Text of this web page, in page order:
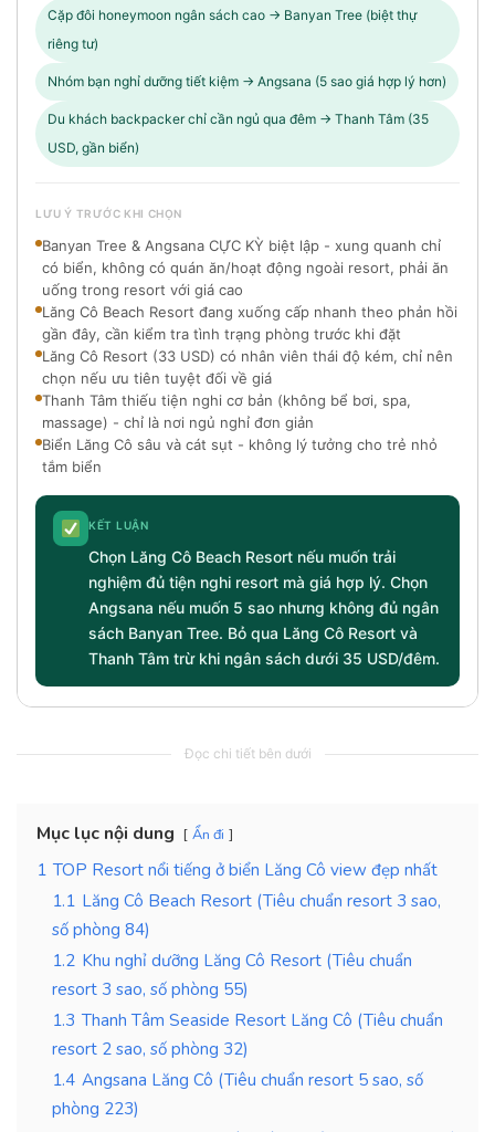
Cặp đôi honeymoon ngân sách cao → Banyan Tree (biệt thự
riêng tư)
Nhóm bạn nghỉ dưỡng tiết kiệm → Angsana (5 sao giá hợp lý hơn)
Du khách backpacker chỉ cần ngủ qua đêm → Thanh Tâm (35
USD, gần biển)
LƯU Ý TRƯỚC KHI CHỌN
Banyan Tree & Angsana CỰC KỲ biệt lập - xung quanh chỉ
có biển, không có quán ăn/hoạt động ngoài resort, phải ăn
uống trong resort với giá cao
Lăng Cô Beach Resort đang xuống cấp nhanh theo phản hồi
gần đây, cần kiểm tra tình trạng phòng trước khi đặt
Lăng Cô Resort (33 USD) có nhân viên thái độ kém, chỉ nên
chọn nếu ưu tiên tuyệt đối về giá
Thanh Tâm thiếu tiện nghi cơ bản (không bể bơi, spa,
massage) - chỉ là nơi ngủ nghỉ đơn giản
Biển Lăng Cô sâu và cát sụt - không lý tưởng cho trẻ nhỏ
tắm biển
KẾT LUẬN
Chọn Lăng Cô Beach Resort nếu muốn trải
nghiệm đủ tiện nghi resort mà giá hợp lý. Chọn
Angsana nếu muốn 5 sao nhưng không đủ ngân
sách Banyan Tree. Bỏ qua Lăng Cô Resort và
Thanh Tâm trừ khi ngân sách dưới 35 USD/đêm.
Đọc chi tiết bên dưới
Mục lục nội dung Ẩn đi
1 TOP Resort nổi tiếng ở biển Lăng Cô view đẹp nhất
1.1 Lăng Cô Beach Resort (Tiêu chuẩn resort 3 sao,
số phòng 84)
1.2 Khu nghỉ dưỡng Lăng Cô Resort (Tiêu chuẩn
resort 3 sao, số phòng 55)
1.3 Thanh Tâm Seaside Resort Lăng Cô (Tiêu chuẩn
resort 2 sao, số phòng 32)
1.4 Angsana Lăng Cô (Tiêu chuẩn resort 5 sao, số
phòng 223)